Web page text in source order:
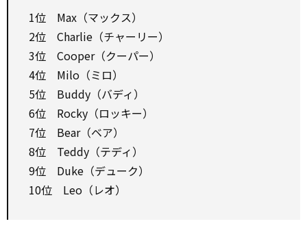
1位 Max（マックス）
2位 Charlie（チャーリー）
3位 Cooper（クーパー）
4位 Milo（ミロ）
5位 Buddy（バディ）
6位 Rocky（ロッキー）
7位 Bear（ベア）
8位 Teddy（テディ）
9位 Duke（デューク）
10位 Leo（レオ）